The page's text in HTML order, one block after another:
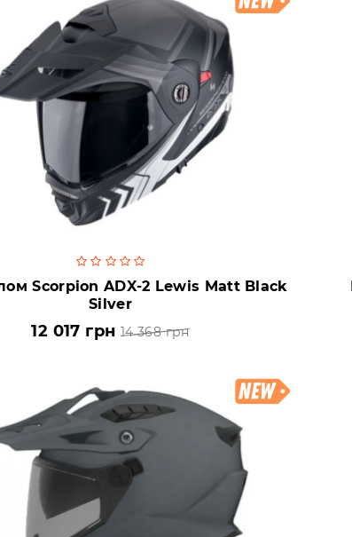
Scorpion ADX-2 Lewis Matt Black
Silver
12 017 грн 14 368 грн